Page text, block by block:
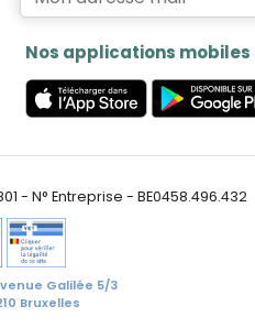
Nos applications mobiles
- N° Entreprise - BE0458.496.432
Galilée 5/3
Bruxelles